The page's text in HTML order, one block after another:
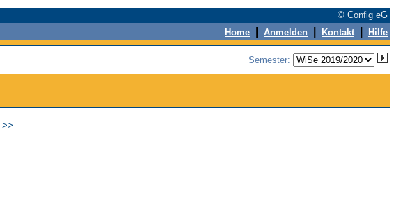
© Config eG
Home Anmelden Kontakt Hilfe
Semester:
>>